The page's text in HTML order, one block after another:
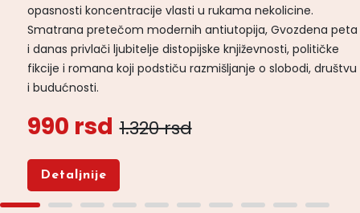
opasnosti koncentracije vlasti u rukama nekolicine.
Smatrana pretečom modernih antiutopija, Gvozdena peta
i danas privlači ljubitelje distopijske književnosti, političke
fikcije i romana koji podstiču razmišljanje o slobodi, društvu
i budućnosti.
990 rsd 1.320 rsd
Detaljnije